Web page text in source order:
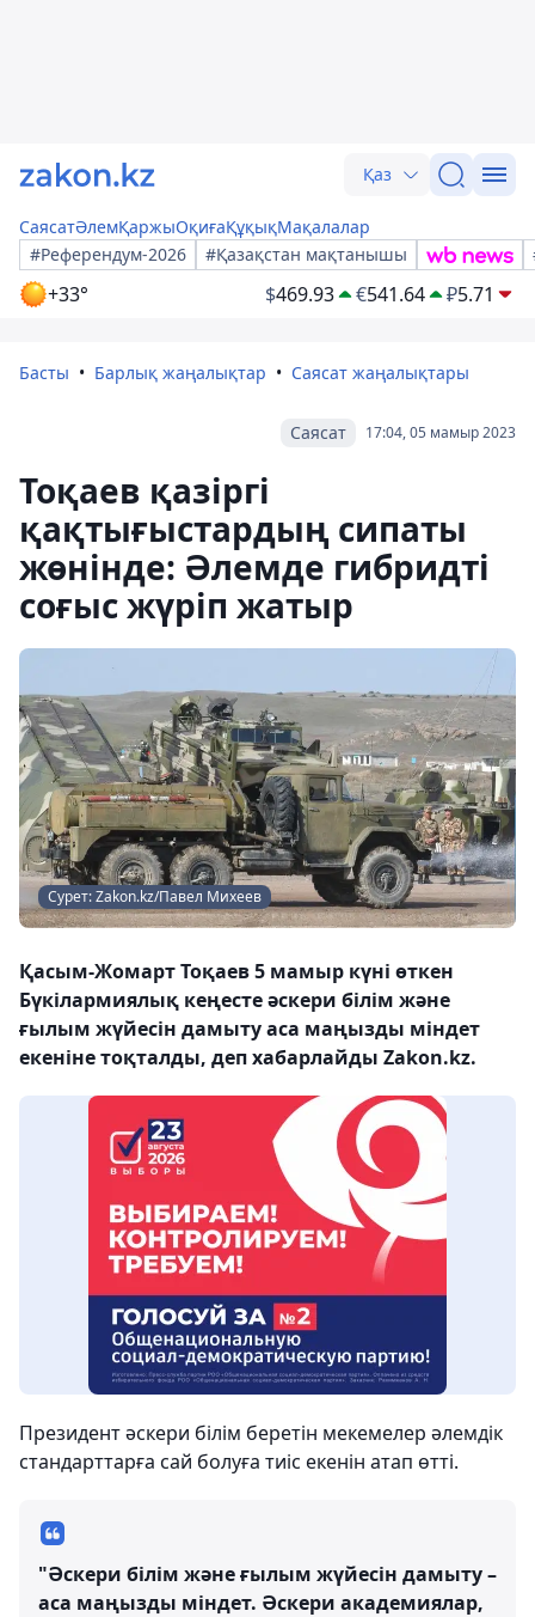
Қаз
СаясатӘлемҚаржыОқиғаҚұқықМақалалар
#Референдум-2026
#Қазақстан мақтанышы
+33° $469.93 €541.64 ₽5.71
Басты Барлық жаңалықтар Саясат жаңалықтары
17:04, 05 мамыр 2023
Саясат
Тоқаев қазіргі
қақтығыстардың сипаты
жөнінде: Әлемде гибридті
соғыс жүріп жатыр
Сурет: Zakon.kz/Павел Михеев
Қасым-Жомарт Тоқаев 5 мамыр күні өткен
Бүкілармиялық кеңесте әскери білім және
ғылым жүйесін дамыту аса маңызды міндет
екеніне тоқталды, деп хабарлайды Zakon.kz.
Президент әскери білім беретін мекемелер әлемдік
стандарттарға сай болуға тиіс екенін атап өтті.
"Әскери білім және ғылым жүйесін дамыту –
аса маңызды міндет. Әскери академиялар,